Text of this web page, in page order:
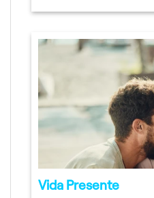
Vida Presente